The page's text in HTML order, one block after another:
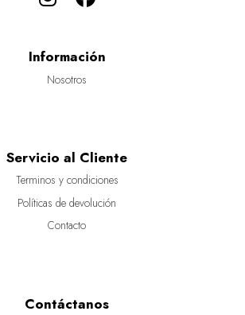
Información
Nosotros
Servicio al Cliente
Terminos y condiciones
Políticas de devolución
Contacto
Contáctanos